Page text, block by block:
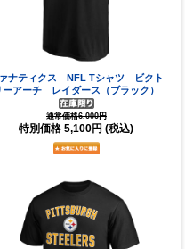
ナティクス NFL Tシャツ ビクト
ーアーチ レイダース（ブラック）
通常価格6,000円
特別価格 5,100円 (税込)